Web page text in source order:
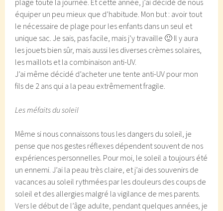
plage toute la journée. Et cette année, j’ai décidé de nous
équiper un peu mieux que d’habitude. Mon but : avoir tout
le nécessaire de plage pour les enfants dans un seul et
unique sac. Je sais, pas facile, mais j’y travaille 🙂 Il y aura
les jouets bien sûr, mais aussi les diverses crèmes solaires,
les maillots et la combinaison anti-UV.
J’ai même décidé d’acheter une tente anti-UV pour mon
fils de 2 ans qui a la peau extrêmement fragile.
Les méfaits du soleil
Même si nous connaissons tous les dangers du soleil, je
pense que nos gestes réflexes dépendent souvent de nos
expériences personnelles. Pour moi, le soleil a toujours été
un ennemi. J’ai la peau très claire, et j’ai des souvenirs de
vacances au soleil rythmées par les douleurs des coups de
soleil et des allergies malgré la vigilance de mes parents.
Vers le début de l’âge adulte, pendant quelques années, je